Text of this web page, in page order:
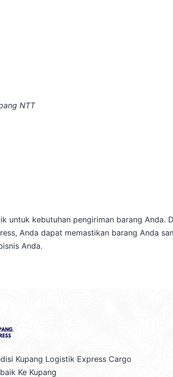
NTT
untuk kebutuhan pengiriman barang Anda.
Anda dapat memastikan barang Anda
Anda.
Kupang Logistik Express Cargo
Ke Kupang